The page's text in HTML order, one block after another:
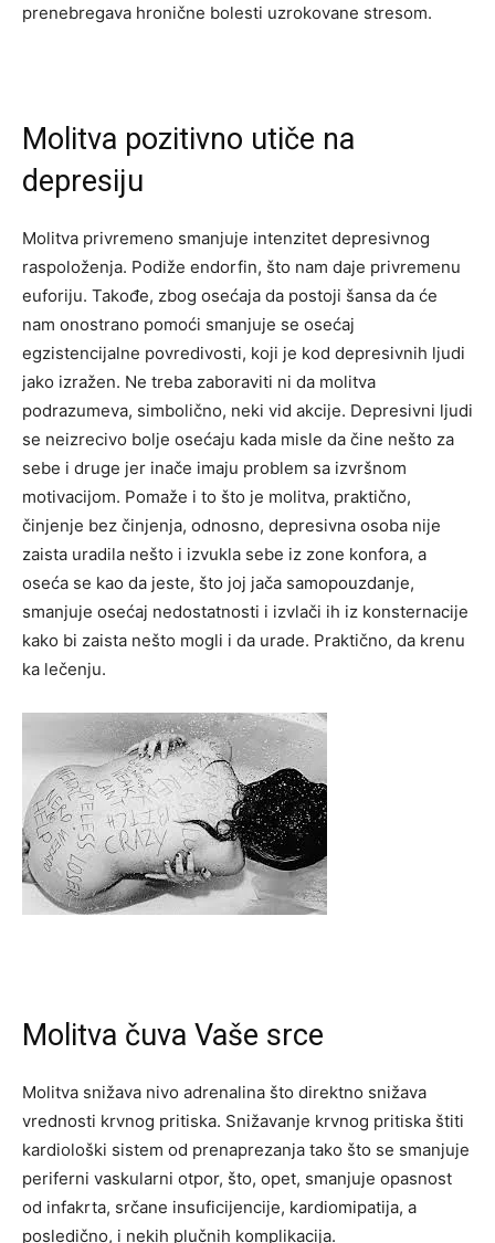
prenebregava hronične bolesti uzrokovane stresom.
Molitva pozitivno utiče na
depresiju
Molitva privremeno smanjuje intenzitet depresivnog
raspoloženja. Podiže endorfin, što nam daje privremenu
euforiju. Takođe, zbog osećaja da postoji šansa da će
nam onostrano pomoći smanjuje se osećaj
egzistencijalne povredivosti, koji je kod depresivnih ljudi
jako izražen. Ne treba zaboraviti ni da molitva
podrazumeva, simbolično, neki vid akcije. Depresivni ljudi
se neizrecivo bolje osećaju kada misle da čine nešto za
sebe i druge jer inače imaju problem sa izvršnom
motivacijom. Pomaže i to što je molitva, praktično,
činjenje bez činjenja, odnosno, depresivna osoba nije
zaista uradila nešto i izvukla sebe iz zone konfora, a
oseća se kao da jeste, što joj jača samopouzdanje,
smanjuje osećaj nedostatnosti i izvlači ih iz konsternacije
kako bi zaista nešto mogli i da urade. Praktično, da krenu
ka lečenju.
Molitva čuva Vaše srce
Molitva snižava nivo adrenalina što direktno snižava
vrednosti krvnog pritiska. Snižavanje krvnog pritiska štiti
kardiološki sistem od prenaprezanja tako što se smanjuje
periferni vaskularni otpor, što, opet, smanjuje opasnost
od infakrta, srčane insuficijencije, kardiomipatija, a
posledično, i nekih plučnih komplikacija.